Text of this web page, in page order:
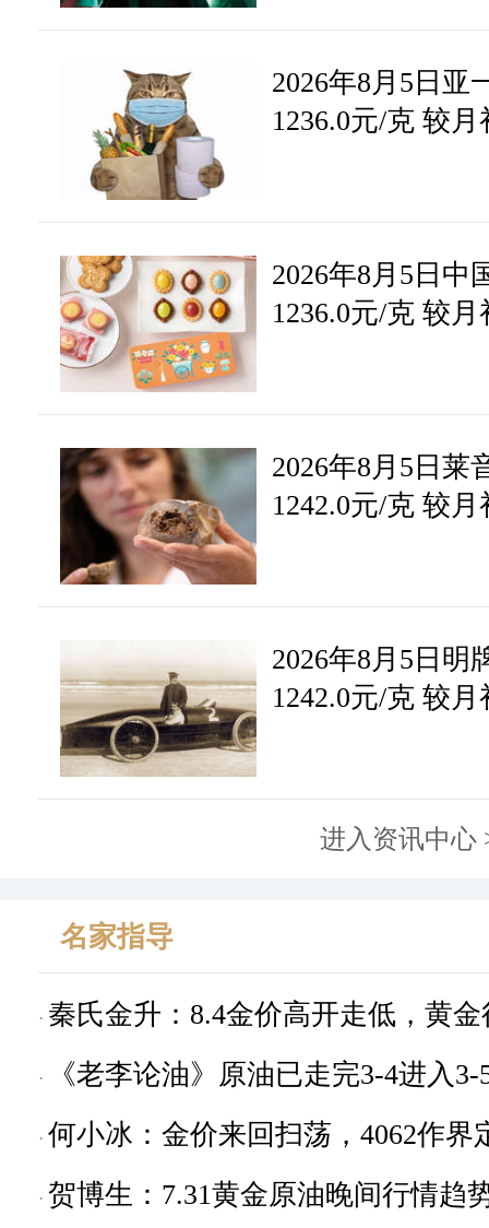
2026年8月5日亚
1236.0元/克 较
2026年8月5日中
1236.0元/克 较
2026年8月5日莱
1242.0元/克 较
2026年8月5日明
1242.0元/克 较
进入资讯中心
名家指导
秦氏金升：8.4金价高开走低，黄
《老李论油》原油已走完3-4进入
何小冰：金价来回扫荡，4062作界
贺博生：7.31黄金原油晚间行情趋